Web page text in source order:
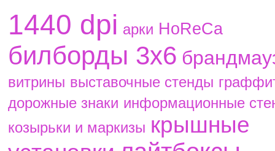
1440 dpi aрки HoReCa
билборды 3х6
витрины выставочные стенды
дорожные знаки информационные
козырьки и маркизы крышные